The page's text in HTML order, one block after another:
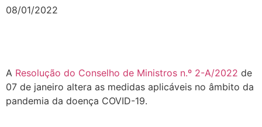
08/01/2022
A Resolução do Conselho de Ministros n.º 2-A/2022 de
07 de janeiro altera as medidas aplicáveis no âmbito da
pandemia da doença COVID-19.